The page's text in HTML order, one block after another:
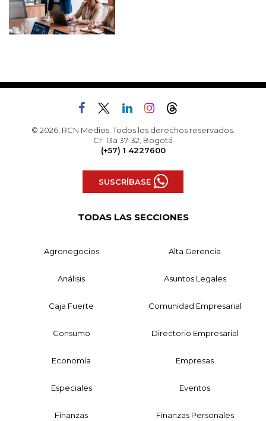
© 2026, RCN Medios. Todos los derechos reservados.
Cr. 13a 37-32, Bogotá
(+57) 1 4227600
SUSCRÍBASE
TODAS LAS SECCIONES
Agronegocios Alta Gerencia
Análisis Asuntos Legales
Caja Fuerte Comunidad Empresarial
Consumo Directorio Empresarial
Economía Empresas
Especiales Eventos
Finanzas Finanzas Personales